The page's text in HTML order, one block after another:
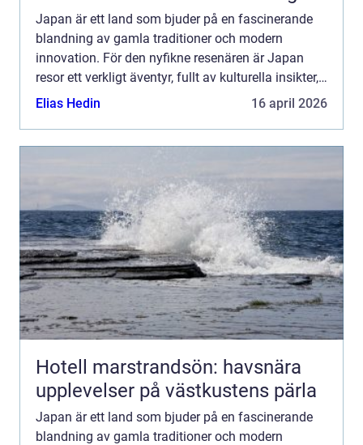
Japan är ett land som bjuder på en fascinerande
blandning av gamla traditioner och modern
innovation. För den nyfikne resenären är Japan
resor ett verkligt äventyr, fullt av kulturella insikter,
kulinariska upptäck...
Elias Hedin 16 april 2026
Hotell marstrandsön: havsnära
upplevelser på västkustens pärla
Japan är ett land som bjuder på en fascinerande
blandning av gamla traditioner och modern